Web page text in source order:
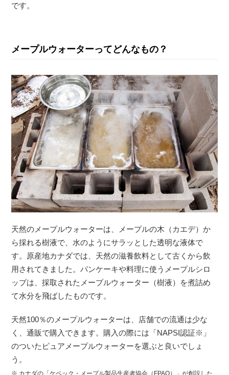
です。
メープルウォーターってどんなもの？
天然のメープルウォーターは、メープルの木（カエデ）か
ら採れる樹液で、水のようにサラッとした透明な液体で
す。原産地カナダでは、天然の滋養飲料として古くから飲
用されてきました。パンケーキや料理に使うメープルシロ
ップは、採取されたメープルウォーター（樹液）を煮詰め
て水分を飛ばしたものです。
天然100％のメープルウォーターは、店舗での流通は少な
く、通販で購入できます。購入の際には「NAPSI認証※」
のついたピュアメープルウォーターを選ぶと良いでしょ
う。
※ カナダの「ケベック・メープル製品生産者協会（FPAQ）」が創設した